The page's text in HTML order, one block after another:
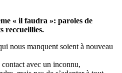
« il faudra »: paroles de
reccueillies.
nous manquent soient à nouveau
avec un inconnu,